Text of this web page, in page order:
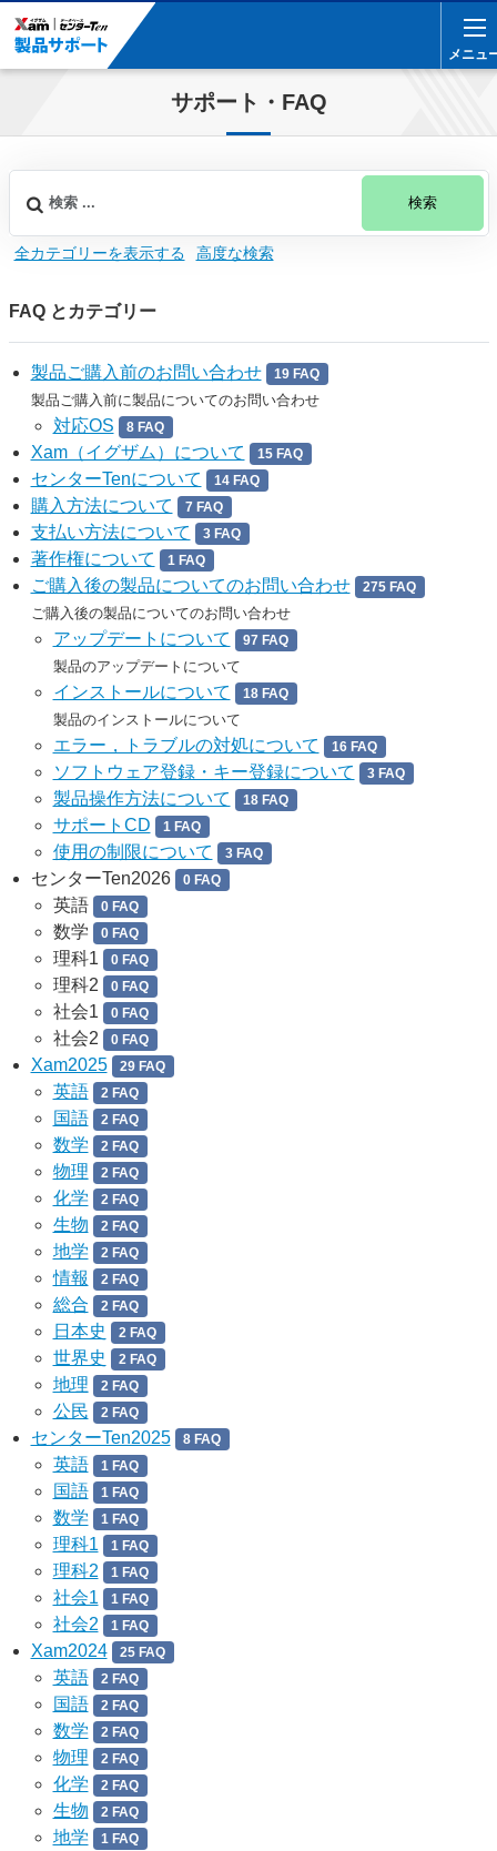
メニュ
メニュ
サポート・FAQ
検索
全カテゴリーを表示する 高度な検索
FAQ とカテゴリー
製品ご購入前のお問い合わせ 19 FAQ
製品ご購入前に製品についてのお問い合わせ
対応OS 8 FAQ
Xam（イグザム）について 15 FAQ
センターTenについて 14 FAQ
購入方法について 7 FAQ
支払い方法について 3 FAQ
著作権について 1 FAQ
ご購入後の製品についてのお問い合わせ 275 FAQ
ご購入後の製品についてのお問い合わせ
アップデートについて 97 FAQ
製品のアップデートについて
インストールについて 18 FAQ
製品のインストールについて
エラー，トラブルの対処について 16 FAQ
ソフトウェア登録・キー登録について 3 FAQ
製品操作方法について 18 FAQ
サポートCD 1 FAQ
使用の制限について 3 FAQ
センターTen2026 0 FAQ
英語 0 FAQ
数学 0 FAQ
理科1 0 FAQ
理科2 0 FAQ
社会1 0 FAQ
社会2 0 FAQ
Xam2025 29 FAQ
英語 2 FAQ
国語 2 FAQ
数学 2 FAQ
物理 2 FAQ
化学 2 FAQ
生物 2 FAQ
地学 2 FAQ
情報 2 FAQ
総合 2 FAQ
日本史 2 FAQ
世界史 2 FAQ
地理 2 FAQ
公民 2 FAQ
センターTen2025 8 FAQ
英語 1 FAQ
国語 1 FAQ
数学 1 FAQ
理科1 1 FAQ
理科2 1 FAQ
社会1 1 FAQ
社会2 1 FAQ
Xam2024 25 FAQ
英語 2 FAQ
国語 2 FAQ
数学 2 FAQ
物理 2 FAQ
化学 2 FAQ
生物 2 FAQ
地学 1 FAQ